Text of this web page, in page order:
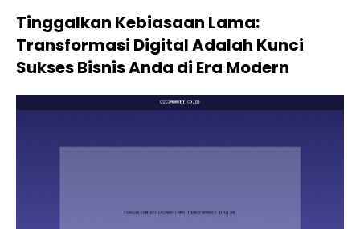
Tinggalkan Kebiasaan Lama:
Transformasi Digital Adalah Kunci
Sukses Bisnis Anda di Era Modern